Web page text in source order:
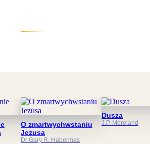
O zmartwychwstaniu
Jezusa
Dr Gary R. Habermas
Dusza
J.P. Moreland